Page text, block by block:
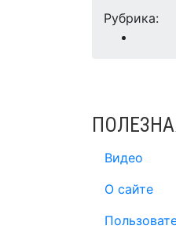
Рубрика:
Видео
О сайте